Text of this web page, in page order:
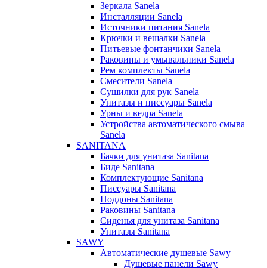
Зеркала Sanela
Инсталляции Sanela
Источники питания Sanela
Крючки и вешалки Sanela
Питьевые фонтанчики Sanela
Раковины и умывальники Sanela
Рем комплекты Sanela
Смесители Sanela
Сушилки для рук Sanela
Унитазы и писсуары Sanela
Урны и ведра Sanela
Устройства автоматического смыва
Sanela
SANITANA
Бачки для унитаза Sanitana
Биде Sanitana
Комплектующие Sanitana
Писсуары Sanitana
Поддоны Sanitana
Раковины Sanitana
Сиденья для унитаза Sanitana
Унитазы Sanitana
SAWY
Автоматические душевые Sawy
Душевые панели Sawy